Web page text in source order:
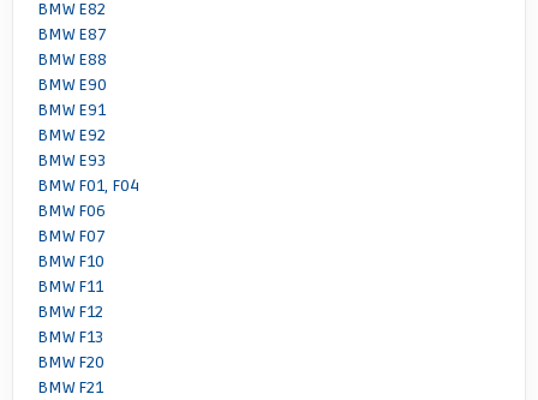
BMW E82
BMW E87
BMW E88
BMW E90
BMW E91
BMW E92
BMW E93
BMW F01, F04
BMW F06
BMW F07
BMW F10
BMW F11
BMW F12
BMW F13
BMW F20
BMW F21